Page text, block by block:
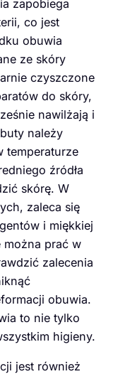
zapobiega
co jest
obuwia
ze skóry
czyszczone
do skóry,
nawilżają i
należy
temperaturze
źródła
skórę. W
zaleca się
i miękkiej
można prać w
zalecenia
obuwia.
to nie tylko
higieny.
jest również